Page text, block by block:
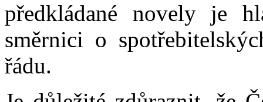
předkládané novely je
směrnici o
řádu.